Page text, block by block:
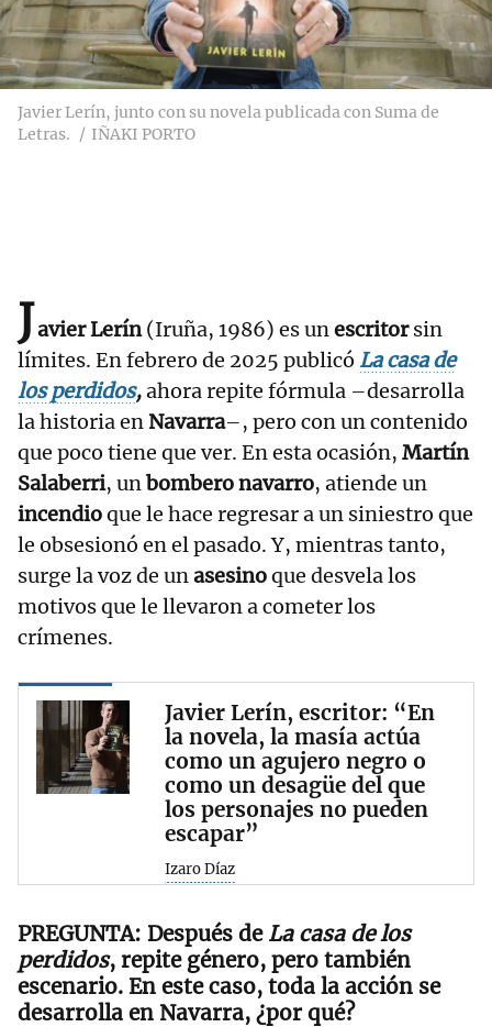
Javier Lerín, junto con su novela publicada con Suma de
Letras.
IÑAKI PORTO
Javier Lerín(Iruña, 1986) es unescritorsin
límites. En febrero de 2025 publicó La casa de
los perdidos,ahora repite fórmula –desarrolla
la historia en Navarra–, pero con un contenido
que poco tiene que ver. En esta ocasión, Martín
Salaberri, unbombero navarro, atiende un
incendioque le hace regresar a un siniestro que
le obsesionó en el pasado. Y, mientras tanto,
surge la voz de unasesinoque desvela los
motivos que le llevaron a cometer los
crímenes.
Javier Lerín, escritor: “En
la novela, la masía actúa
como un agujero negro o
como un desagüe del que
los personajes no pueden
escapar”
Izaro Díaz
Después de La casa de los
perdidos, repite género, pero también
escenario. En este caso, toda la acción se
desarrolla en Navarra, ¿por qué?